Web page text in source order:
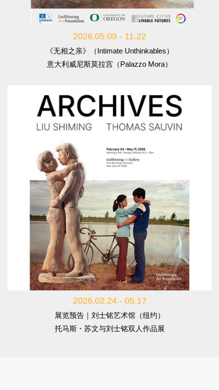
2026.05.09 - 11.22
《无相之亲》（Intimate Unthinkables）
意大利威尼斯莫拉宫（Palazzo Mora）
2026.02.24 - 05.17
展览预告｜刘士铭艺术馆（纽约）
托马斯・苏文与刘士铭双人作品展